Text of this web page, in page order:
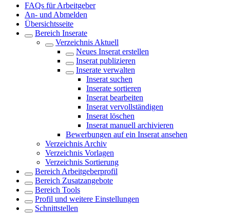
FAQs für Arbeitgeber
An- und Abmelden
Übersichtsseite
Bereich Inserate
Verzeichnis Aktuell
Neues Inserat erstellen
Inserat publizieren
Inserate verwalten
Inserat suchen
Inserate sortieren
Inserat bearbeiten
Inserat vervollständigen
Inserat löschen
Inserat manuell archivieren
Bewerbungen auf ein Inserat ansehen
Verzeichnis Archiv
Verzeichnis Vorlagen
Verzeichnis Sortierung
Bereich Arbeitgeberprofil
Bereich Zusatzangebote
Bereich Tools
Profil und weitere Einstellungen
Schnittstellen